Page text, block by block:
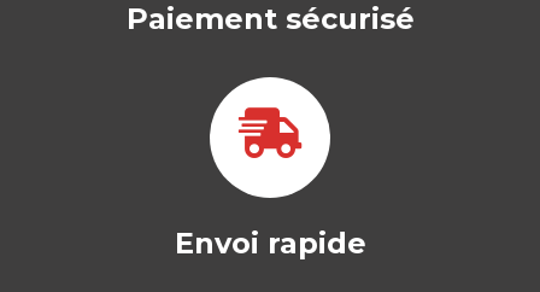
Paiement sécurisé
Envoi rapide